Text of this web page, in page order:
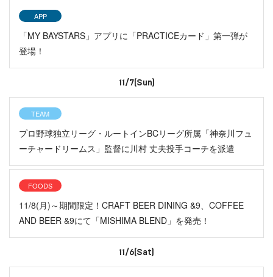
APP
「MY BAYSTARS」アプリに「PRACTICEカード」第一弾が
登場！
11/7(Sun)
TEAM
プロ野球独立リーグ・ルートインBCリーグ所属「神奈川フュ
ーチャードリームス」監督に川村 丈夫投手コーチを派遣
FOODS
11/8(月)～期間限定！CRAFT BEER DINING &9、COFFEE
AND BEER &9にて「MISHIMA BLEND」を発売！
11/6(Sat)